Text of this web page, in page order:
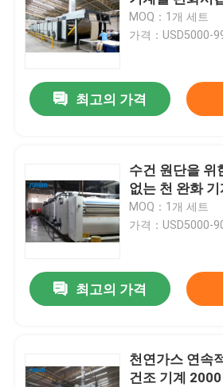
MOQ：1개 세트
가격：USD5000-
최고의 가격
수건 원단을 위
없는 천 완화 기
MOQ：1개 세트
가격：USD5000-
최고의 가격
천연가스 연속
건조 기계 2000